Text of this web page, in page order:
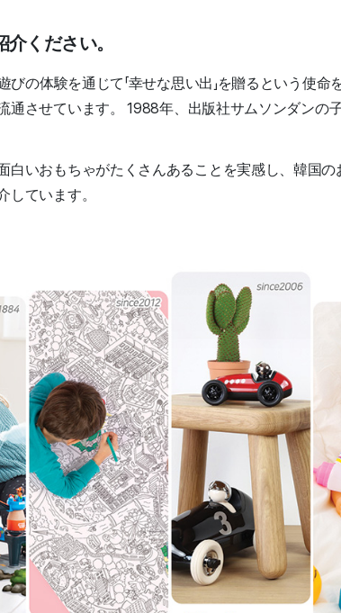
ください。
の体験を通じて「幸せな思い出」を贈るという使
通させています。1988年、出版社サムソンダンの
白いおもちゃがたくさんあることを実感し、韓国
ています。